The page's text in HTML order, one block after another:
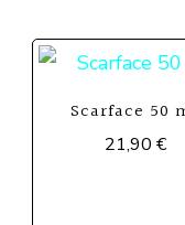
Scarface 50
21,90 €